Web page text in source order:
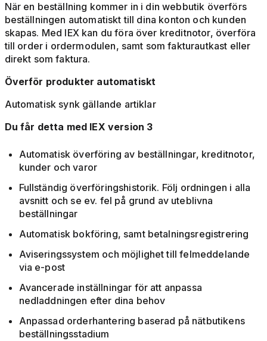
När en beställning kommer in i din webbutik överförs
beställningen automatiskt till dina konton och kunden
skapas. Med IEX kan du föra över kreditnotor, överföra
till order i ordermodulen, samt som fakturautkast eller
direkt som faktura.
Överför produkter automatiskt
Automatisk synk gällande artiklar
Du får detta med IEX version 3
Automatisk överföring av beställningar, kreditnotor,
kunder och varor
Fullständig överföringshistorik. Följ ordningen i alla
avsnitt och se ev. fel på grund av uteblivna
beställningar
Automatisk bokföring, samt betalningsregistrering
Aviseringssystem och möjlighet till felmeddelande
via e-post
Avancerade inställningar för att anpassa
nedladdningen efter dina behov
Anpassad orderhantering baserad på nätbutikens
beställningsstadium